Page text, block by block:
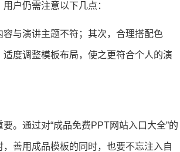
户仍需注意以下几点：
与演讲主题不符；其次，合理搭配色
度调整模板布局，使之更符合个人的演
。通过对“成品免费PPT网站入口大全”的
善用成品模板的同时，也要不忘注入自